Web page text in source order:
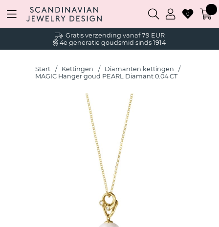
Gratis verzending vanaf 79 EUR
4e generatie goudsmid sinds 1914
0
Start Kettingen
Diamanten kettingen
MAGIC Hanger goud PEARL Diamant 0.04 CT